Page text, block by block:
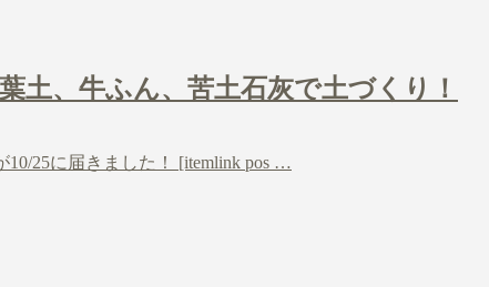
土、牛ふん、苦土石灰で土づくり！
25に届きました！ [itemlink pos …